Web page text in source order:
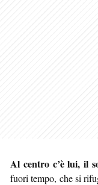
Al centro c’è lui, il
fuori tempo, che si